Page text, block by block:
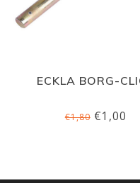
ECKLA BORG-
€1,80€1,00